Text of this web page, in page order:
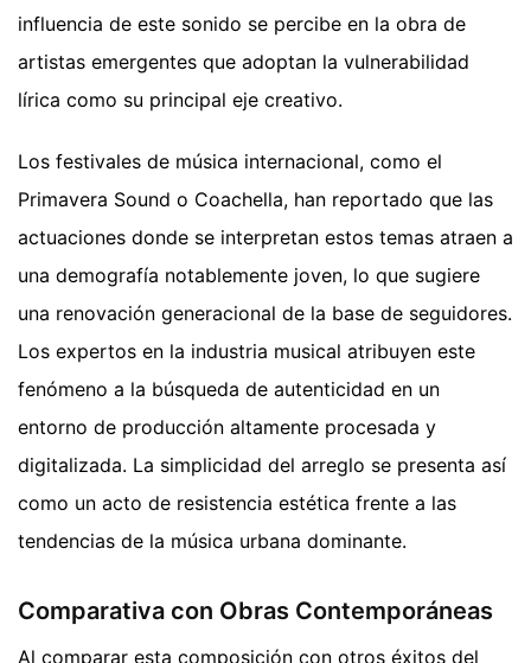
influencia de este sonido se percibe en la obra de
artistas emergentes que adoptan la vulnerabilidad
lírica como su principal eje creativo.
Los festivales de música internacional, como el
Primavera Sound o Coachella, han reportado que las
actuaciones donde se interpretan estos temas atraen a
una demografía notablemente joven, lo que sugiere
una renovación generacional de la base de seguidores.
Los expertos en la industria musical atribuyen este
fenómeno a la búsqueda de autenticidad en un
entorno de producción altamente procesada y
digitalizada. La simplicidad del arreglo se presenta así
como un acto de resistencia estética frente a las
tendencias de la música urbana dominante.
Comparativa con Obras Contemporáneas
Al comparar esta composición con otros éxitos del